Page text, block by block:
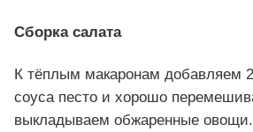
Сборка салата
К тёплым макаронам добавляем
соуса песто и хорошо
выкладываем обжаренные